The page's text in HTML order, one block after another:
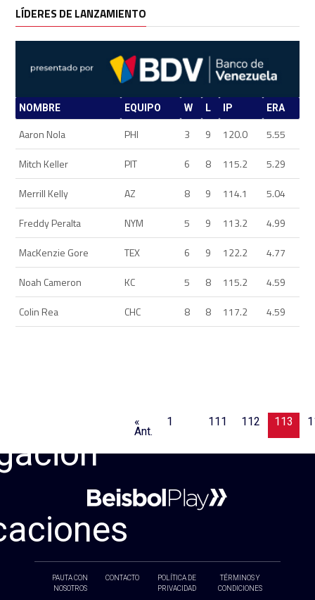
LÍDERES DE LANZAMIENTO
NOMBRE EQUIPO W L IP ERA
Aaron Nola PHI 3 9 120.0
5.55
Mitch Keller
PIT 6 8 115.2
5.29
Merrill Kelly
AZ 8 9 114.1
5.04
Freddy Peralta
NYM 5 9 113.2
4.99
MacKenzie Gore
TEX 6 9 122.2
4.77
Noah Cameron
KC 5 8 115.2
4.59
Colin Rea
CHC 8 8 117.2 4.59
«
Ant.
1 111 112 113
PAUTA CON
NOSOTROS
CONTACTO
POLÍTICA DE
PRIVACIDAD
TÉRMINOS Y
CONDICIONES